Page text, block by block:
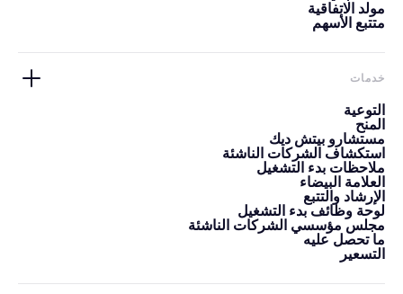
مولد الاتفاقية
متتبع الأسهم
خدمات
التوعية
المنح
مستشارو بيتش ديك
استكشاف الشركات الناشئة
ملاحظات بدء التشغيل
العلامة البيضاء
الإرشاد والتتبع
لوحة وظائف بدء التشغيل
مجلس مؤسسي الشركات الناشئة
ما تحصل عليه
التسعير